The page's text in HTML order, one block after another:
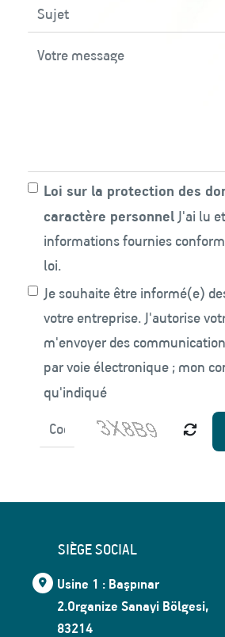
Loi sur la protection des
caractère personnel J'ai lu
informations fournies
loi.
Je souhaite être informé(e)
votre entreprise. J'autorise
m'envoyer des
par voie électronique ; mon
qu'indiqué
SIÈGE SOCIAL
Usine 1 : Başpınar
2.Organize Sanayi Bölgesi,
83214